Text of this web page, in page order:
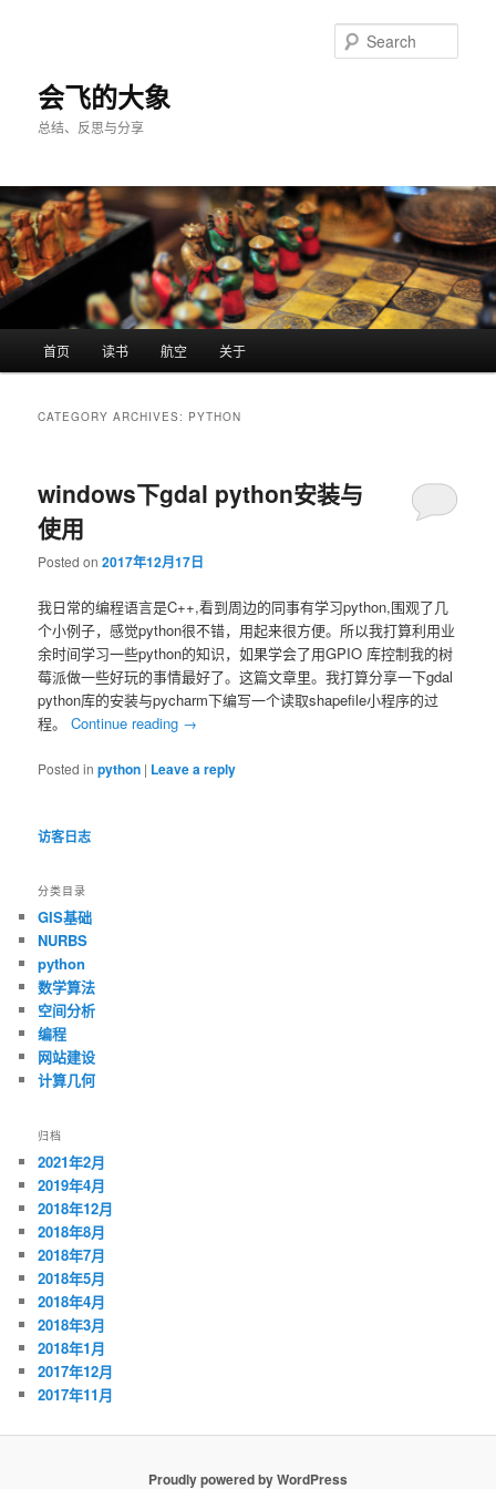
会飞的大象
总结、反思与分享
首页 读书 航空 关于
CATEGORY ARCHIVES: PYTHON
windows下gdal python安装与
使用
Posted on2017年12月17日
我日常的编程语言是C++,看到周边的同事有学习python,围观了几
个小例子，感觉python很不错，用起来很方便。所以我打算利用业
余时间学习一些python的知识，如果学会了用GPIO 库控制我的树
莓派做一些好玩的事情最好了。这篇文章里。我打算分享一下gdal
python库的安装与pycharm下编写一个读取shapefile小程序的过
程。Continue reading →
Posted in python | Leave a reply
访客日志
分类目录
GIS基础
NURBS
python
数学算法
空间分析
编程
网站建设
计算几何
归档
2021年2月
2019年4月
2018年12月
2018年8月
2018年7月
2018年5月
2018年4月
2018年3月
2018年1月
2017年12月
2017年11月
Proudly powered by WordPress